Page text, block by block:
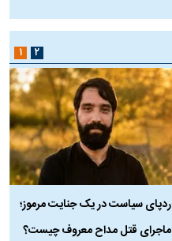
ردپای سیاست در یک جنایت مرموز؛
ماجرای قتل مداح معروف چیست؟
۱ ۲